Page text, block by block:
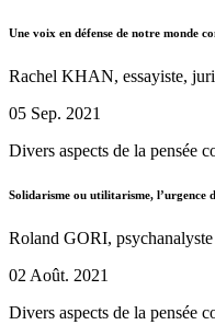
Une voix en défense de notre monde
Rachel KHAN, essayiste,
05 Sep. 2021
Divers aspects de la pensée
Solidarisme ou utilitarisme, l’urgence
Roland GORI,
02 Août. 2021
Divers aspects de la pensée